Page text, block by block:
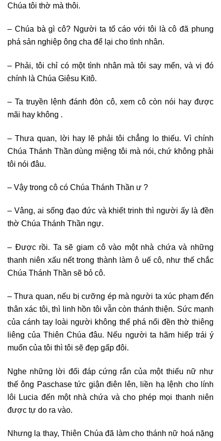
Chúa tôi thờ mà thôi.
– Chúa bà gì cô? Người ta tố cáo với tôi là cô đã phung
phá sản nghiệp ông cha để lại cho tình nhân.
– Phải, tôi chỉ có một tình nhân mà tôi say mến, và vị đó
chính là Chúa Giêsu Kitô.
– Ta truyền lệnh đánh đòn cô, xem cô còn nói hay được
mãi hay không .
– Thưa quan, lời hay lẽ phải tôi chẳng lo thiếu. Vì chính
Chúa Thánh Thần dùng miệng tôi mà nói, chứ không phải
tôi nói đâu.
– Vậy trong cô có Chúa Thánh Thần ư ?
– Vâng, ai sống đạo đức và khiết trinh thì người ấy là đền
thờ Chúa Thánh Thần ngự.
– Được rồi. Ta sẽ giam cô vào một nhà chứa và những
thanh niên xấu nết trong thành làm ô uế cô, như thế chắc
Chúa Thánh Thần sẽ bỏ cô.
– Thưa quan, nếu bị cưỡng ép mà người ta xúc phạm đến
thân xác tôi, thì linh hồn tôi vẫn còn thánh thiện. Sức mạnh
của cánh tay loài người không thể phá nổi đền thờ thiêng
liêng của Thiên Chúa đâu. Nếu người ta hãm hiếp trái ý
muốn của tôi thì tôi sẽ đẹp gấp đôi.
Nghe những lời đối đáp cứng rắn của một thiếu nữ như
thế ông Paschase tức giận điên lên, liền hạ lệnh cho lính
lôi Lucia đến một nhà chứa và cho phép mọi thanh niên
được tự do ra vào.
Nhưng lạ thay, Thiên Chúa đã làm cho thánh nữ hoá nặng